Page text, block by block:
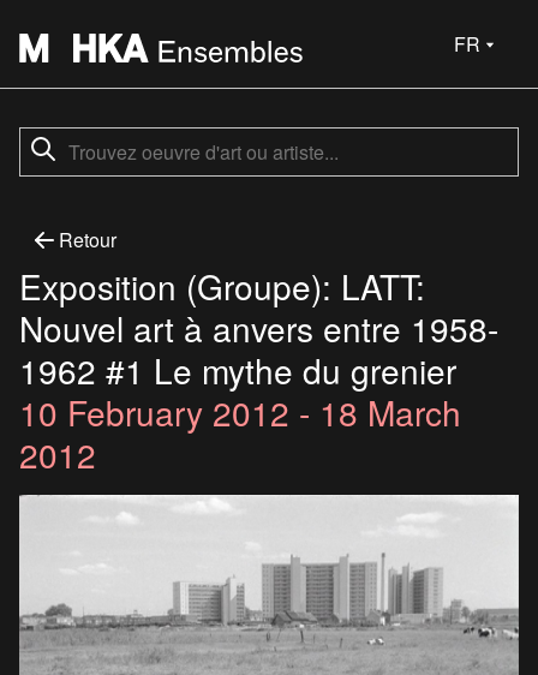
FR
Retour
Exposition (Groupe): LATT:
Nouvel art à anvers entre 1958-
1962 #1 Le mythe du grenier
10 February 2012 - 18 March
2012